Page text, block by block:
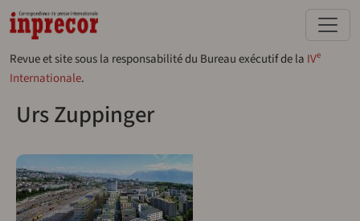
Aller au contenu principal
Revue et site sous la responsabilité du Bureau exécutif de la IVe
Internationale.
Urs Zuppinger